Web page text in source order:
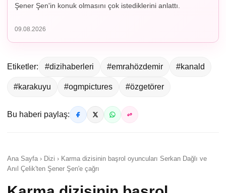
Şener Şen'in konuk olmasını çok istediklerini anlattı.
09.08.2026
Etiketler: #dizihaberleri #emrahözdemir #kanald
#karakuyu #ogmpictures #özgetörer
Bu haberi paylaş:
Ana Sayfa › Dizi › Karma dizisinin başrol oyuncuları Serkan Dağlı ve
Anıl Çelik'ten Şener Şen'e çağrı